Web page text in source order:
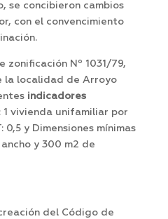
se concibieron cambios
con el convencimiento
zonificación Nº 1031/79,
la localidad de Arroyo
indicadores
1 vivienda unifamiliar por
0,5 y Dimensiones mínimas
y 300 m2 de
del Código de